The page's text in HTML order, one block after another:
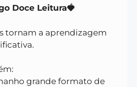
Doce Leitura🍓
tornam a aprendizagem
grande formato de